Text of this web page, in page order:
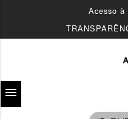
Acesso à
menu